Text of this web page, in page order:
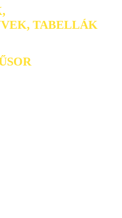
TABELLÁK